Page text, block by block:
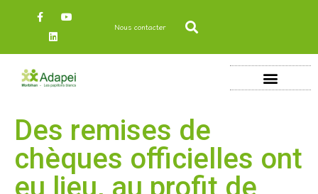
Nous contacter
Des remises de
chèques officielles ont
eu lieu, au profit de